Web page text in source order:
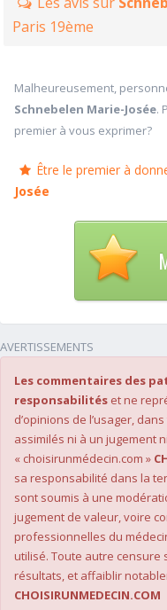
Paris 19ème
Malheureusement,
Schnebelen Marie-Josée.
premier à vous exprimer?
Être le premier à
Josée
AVERTISSEMENTS
Les commentaires des
responsabilités et ne
d’opinions de l’usager,
assimilés ni à un jugement
« choisirunmédecin.com »
sa responsabilité dans la
sont soumis à une
jugement de valeur, voire
professionnelles du
utilisé. Toute autre
résultats, et affaiblir
CHOISIRUNMEDECIN.COM